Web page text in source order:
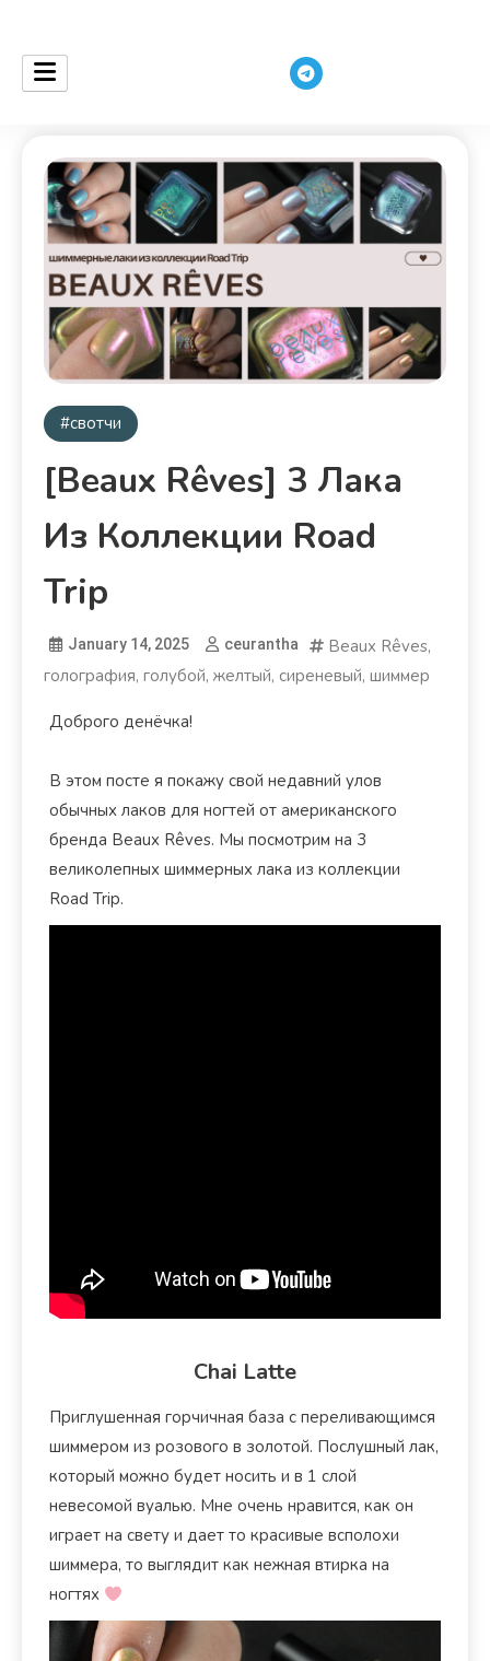
ceurantha
#свотчи
[Beaux Rêves] 3 Лака
Из Коллекции Road
Trip
January 14, 2025 ceurantha Beaux Rêves,
голография, голубой, желтый, сиреневый, шиммер
Доброго денёчка!
В этом посте я покажу свой недавний улов
обычных лаков для ногтей от американского
бренда Beaux Rêves. Мы посмотрим на 3
великолепных шиммерных лака из коллекции
Road Trip.
Chai Latte
Приглушенная горчичная база с переливающимся
шиммером из розового в золотой. Послушный лак,
который можно будет носить и в 1 слой
невесомой вуалью. Мне очень нравится, как он
играет на свету и дает то красивые всполохи
шиммера, то выглядит как нежная втирка на
ногтях